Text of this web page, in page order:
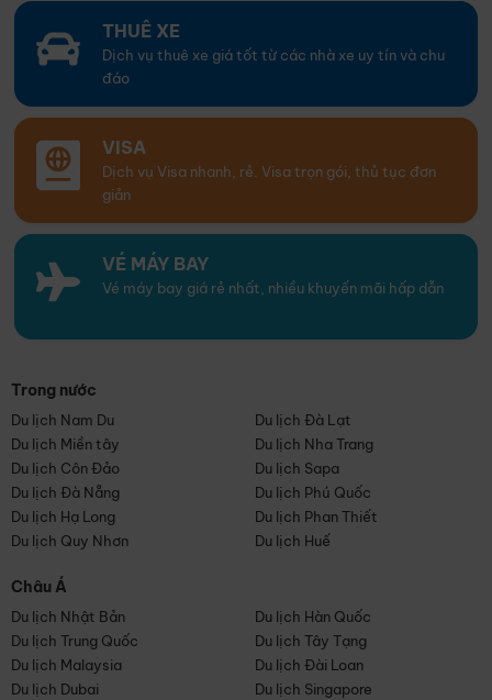
THUÊ XE
Dịch vụ thuê xe giá tốt từ các nhà xe uy tín và chu
đáo
VISA
Dịch vụ Visa nhanh, rẻ. Visa trọn gói, thủ tục đơn
giản
VÉ MÁY BAY
Vé máy bay giá rẻ nhất, nhiều khuyến mãi hấp dẫn
Trong nước
Du lịch Nam Du
Du lịch Đà Lạt
Du lịch Miền tây
Du lịch Nha Trang
Du lịch Côn Đảo
Du lịch Sapa
Du lịch Đà Nẵng
Du lịch Phú Quốc
Du lịch Hạ Long
Du lịch Phan Thiết
Du lịch Quy Nhơn
Du lịch Huế
Châu Á
Du lịch Nhật Bản
Du lịch Hàn Quốc
Du lịch Trung Quốc
Du lịch Tây Tạng
Du lịch Malaysia
Du lịch Đài Loan
Du lịch Dubai
Du lịch Singapore